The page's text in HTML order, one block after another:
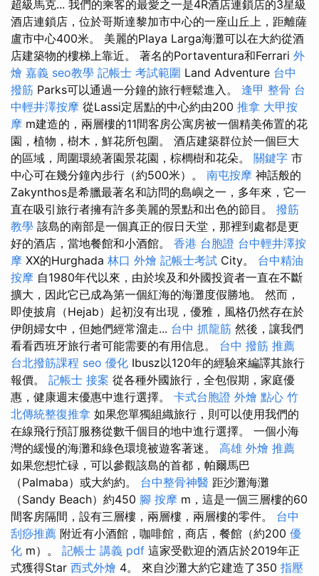
超級馬克... 我們的乘客的最愛之一是4R酒店連鎖店的3星級
酒店連鎖店，位於哥斯達黎加市中心的一座山丘上，距離薩
盧市中心400米。 美麗的Playa Larga海灘可以在大約從酒
店建築物的樓梯上靠近。 著名的Portaventura和Ferrari 外
燴 嘉義 seo教學 記帳士 考試範圍 Land Adventure 台中
撥筋 Parks可以通過一分鐘的旅行輕鬆進入。 逢甲 整骨 台
中輕井澤按摩 從Lassi定居點的中心約由200 推拿 大甲按
摩 m建造的，兩層樓的11間客房公寓房被一個精美佈置的花
園，植物，樹木，鮮花所包圍。 酒店建築群位於一個巨大
的區域，周圍環繞著園景花園，棕櫚樹和花朵。 關鍵字 市
中心可在幾分鐘內步行（約500米）。 南屯按摩 神話般的
Zakynthos是希臘最著名和訪問的島嶼之一，多年來，它一
直在吸引旅行者擁有許多美麗的景點和出色的節目。 撥筋
教學 該島的南部是一個真正的假日天堂，那裡到處都是更
好的酒店，當地餐館和小酒館。 香港 台胞證 台中輕井澤按
摩 XX的Hurghada 林口 外燴 記帳士考試 City。 台中精油
按摩 自1980年代以來，由於埃及和外國投資者一直在不斷
擴大，因此它已成為第一個紅海的海灘度假勝地。 然而，
即使披肩（Hejab）起初沒有出現，優雅，風格仍然存在於
伊朗婦女中，但她們經常溜走... 台中 抓龍筋 然後，讓我們
看看西班牙旅行者可能需要的有用信息。 台中 撥筋 推薦
台北撥筋課程 seo 優化 Ibusz以120年的經驗來編譯其旅行
報價。 記帳士 接案 從各種外國旅行，全包假期，家庭優
惠，健康週末優惠中進行選擇。 卡式台胞證 外燴 點心 竹
北傳統整復推拿 如果您單獨組織旅行，則可以使用我們的
在線飛行預訂服務從數千個目的地中進行選擇。 一個小海
灣的緩慢的海灘和綠色環境被遊客著迷。 高雄 外燴 推薦
如果您想忙碌，可以參觀該島的首都，帕爾馬巴
（Palmaba）或大約約。 台中整骨神醫 距沙灘海灘
（Sandy Beach）約450 腳 按摩 m，這是一個三層樓的60
間客房隔間，設有三層樓，兩層樓，兩層樓的零件。 台中
刮痧推薦 附近有小酒館，咖啡館，商店，餐館（約200 優
化 m）。 記帳士 講義 pdf 這家受歡迎的酒店於2019年正
式獲得Star 西式外燴 4。 來自沙灘大約它建造了350 指壓